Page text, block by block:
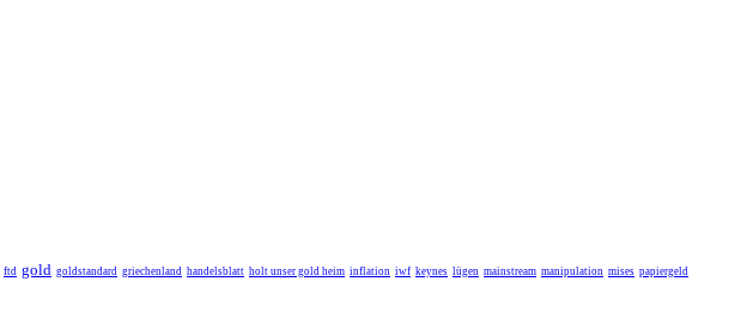
ftd gold goldstandard griechenland handelsblatt holt unser gold heim inflation iwf keynes lügen mainstream manipulation mises papiergeld